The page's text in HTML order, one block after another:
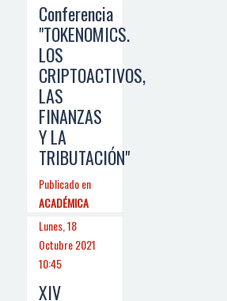
Conferencia
"TOKENOMICS.
LOS
CRIPTOACTIVOS,
LAS
FINANZAS
Y LA
TRIBUTACIÓN"
Publicado en
ACADÉMICA
Lunes, 18
Octubre 2021
10:45
XIV